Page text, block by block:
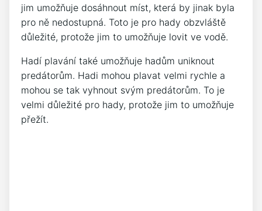
jim umožňuje dosáhnout míst, která by jinak byla
pro ně nedostupná. Toto je pro hady obzvláště
důležité, protože jim to umožňuje lovit ve vodě.
Hadí plavání také umožňuje hadům uniknout
predátorům. Hadi mohou plavat velmi rychle a
mohou se tak vyhnout svým predátorům. To je
velmi důležité pro hady, protože jim to umožňuje
přežít.